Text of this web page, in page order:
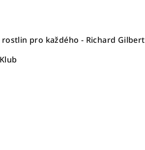
pro každého - Richard Gilbert